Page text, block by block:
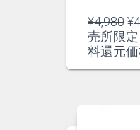
¥4,980元
の
価
¥
売所限
料還元